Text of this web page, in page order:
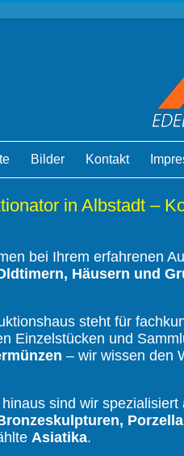
Bilder Kontakt
in Albstadt –
bei Ihrem erfahrenen
Häusern und
steht für
Einzelstücken und
– wir wissen den
sind wir spezialisiert
Asiatika.